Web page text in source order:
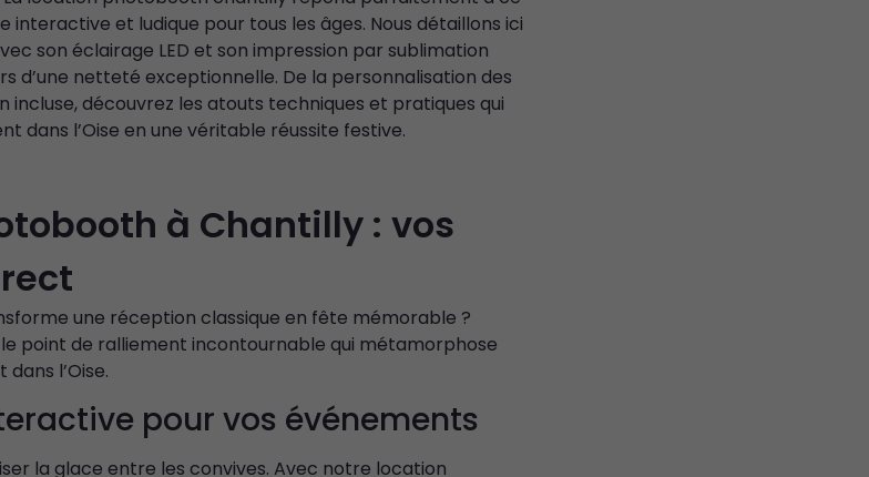
interactive et ludique pour tous les âges. Nous détaillons ici
son éclairage LED et son impression par sublimation
d’une netteté exceptionnelle. De la personnalisation des
incluse, découvrez les atouts techniques et pratiques qui
dans l’Oise en une véritable réussite festive.
à Chantilly : vos
une réception classique en fête mémorable ?
point de ralliement incontournable qui métamorphose
l’Oise.
pour vos événements
la glace entre les convives. Avec notre location